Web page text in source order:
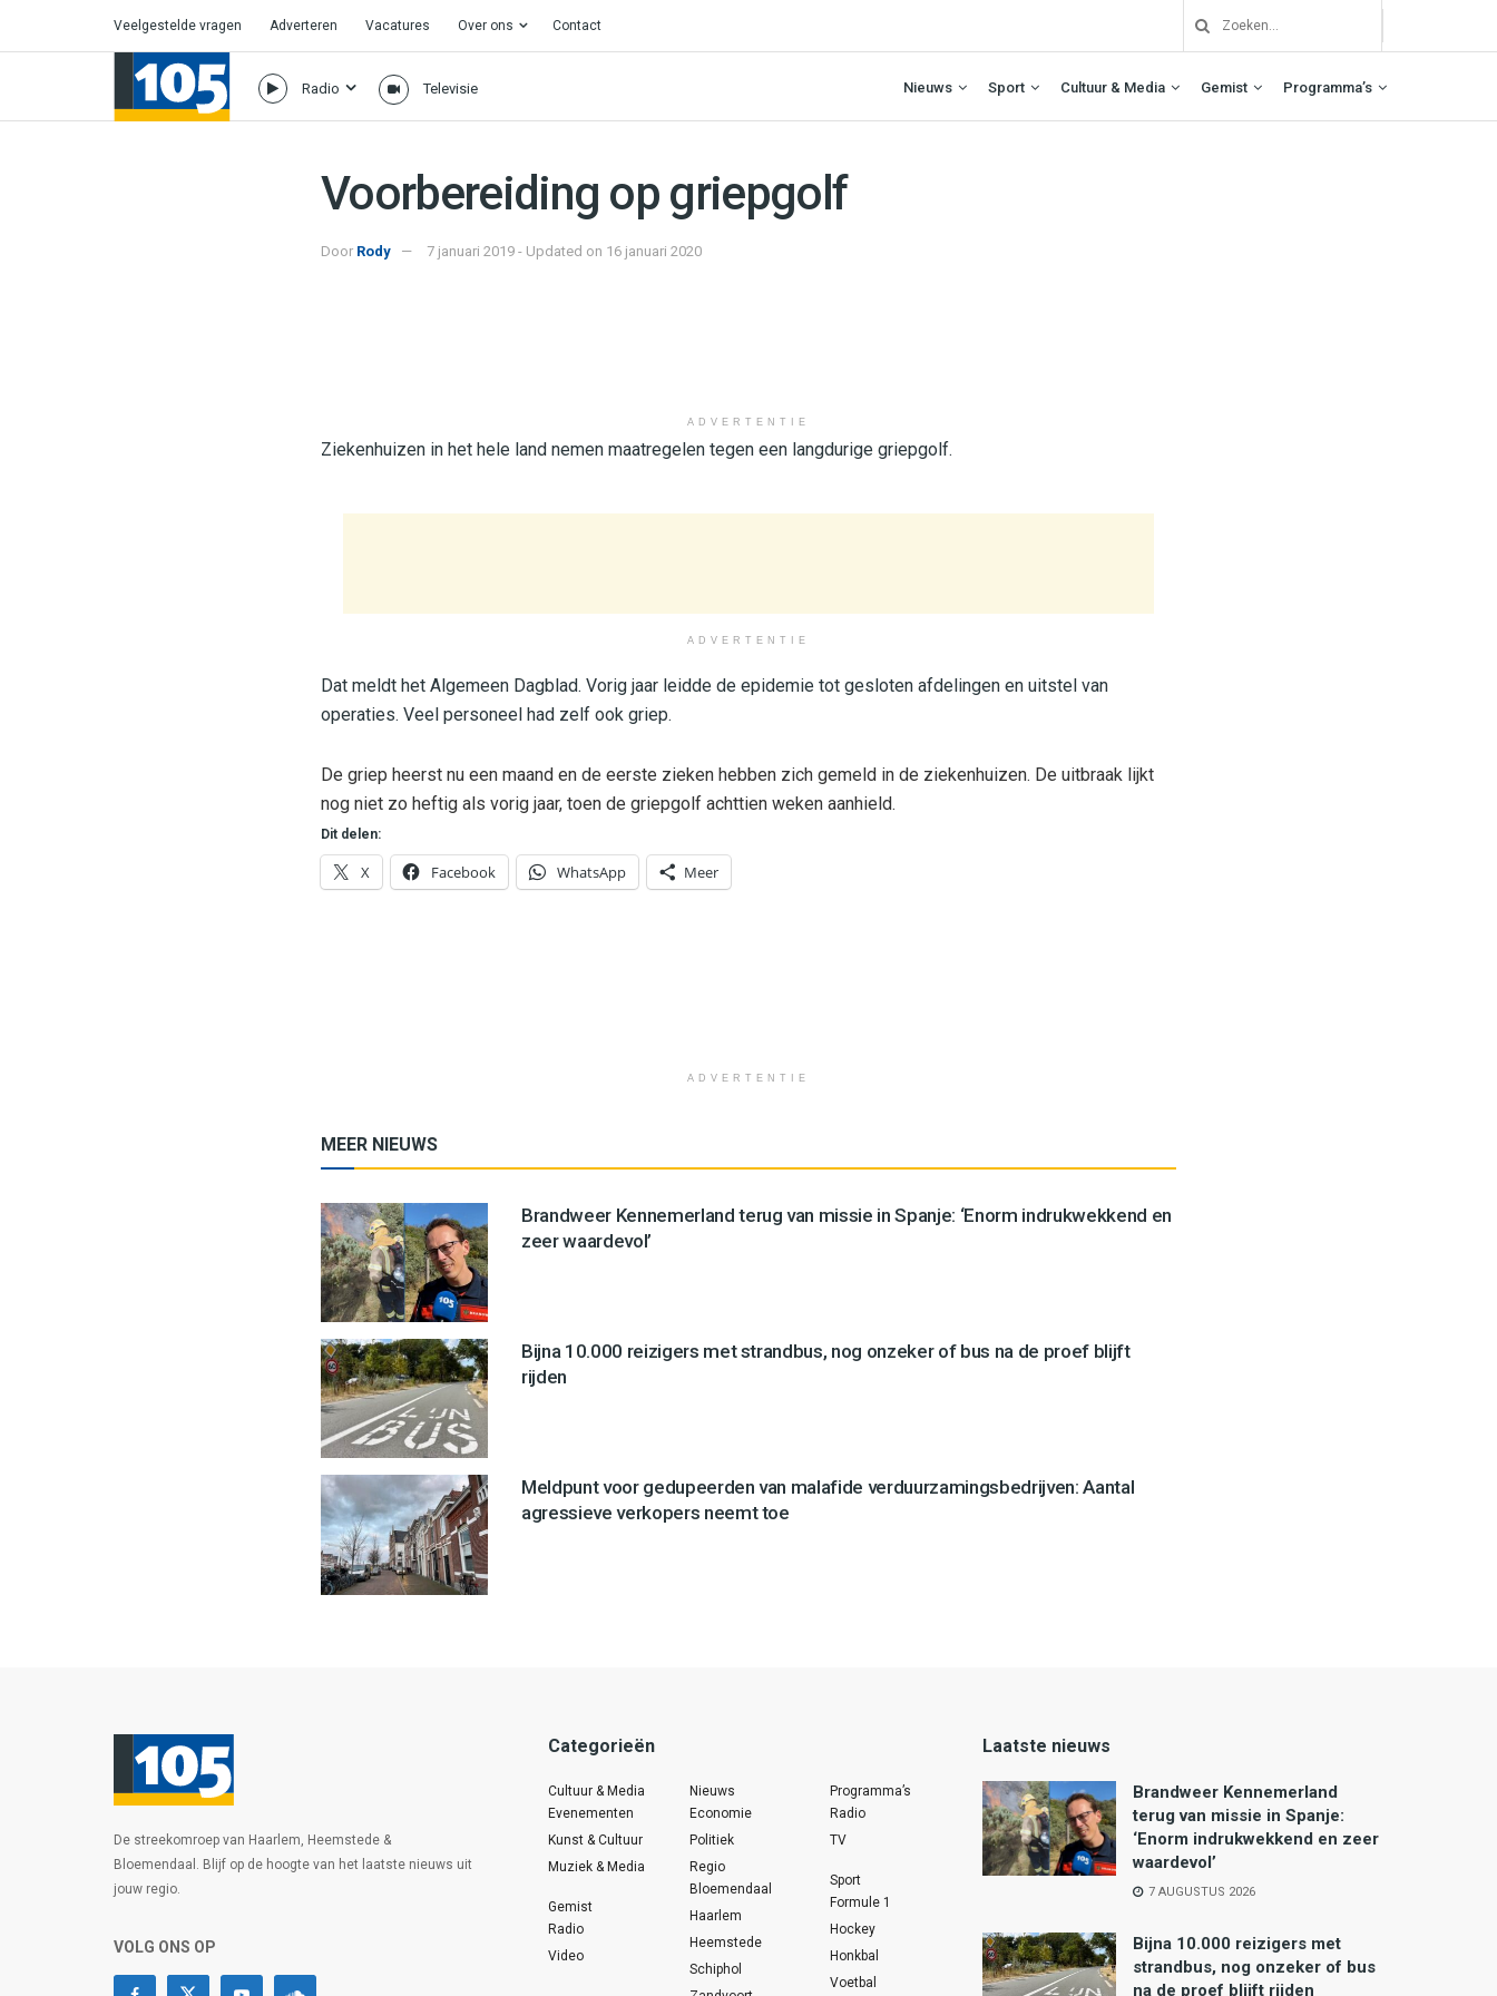
Veelgestelde vragen Adverteren Vacatures Over ons Contact
Radio Televisie Nieuws Sport Cultuur & Media Gemist Programma’s
Voorbereiding op griepgolf
Door Rody 7 januari 2019 - Updated on 16 januari 2020
ADVERTENTIE
Ziekenhuizen in het hele land nemen maatregelen tegen een langdurige griepgolf.
ADVERTENTIE
Dat meldt het Algemeen Dagblad. Vorig jaar leidde de epidemie tot gesloten afdelingen en uitstel van
operaties. Veel personeel had zelf ook griep.
De griep heerst nu een maand en de eerste zieken hebben zich gemeld in de ziekenhuizen. De uitbraak lijkt
nog niet zo heftig als vorig jaar, toen de griepgolf achttien weken aanhield.
Dit delen:
X Facebook WhatsApp Meer
ADVERTENTIE
MEER NIEUWS
Brandweer Kennemerland terug van missie in Spanje: ‘Enorm indrukwekkend en
zeer waardevol’
Bijna 10.000 reizigers met strandbus, nog onzeker of bus na de proef blijft
rijden
Meldpunt voor gedupeerden van malafide verduurzamingsbedrijven: Aantal
agressieve verkopers neemt toe
De streekomroep van Haarlem, Heemstede &
Bloemendaal. Blijf op de hoogte van het laatste nieuws uit
jouw regio.
VOLG ONS OP
Categorieën
Cultuur & Media
Evenementen
Kunst & Cultuur
Muziek & Media
Gemist
Radio
Video
Nieuws
Economie
Politiek
Regio
Bloemendaal
Haarlem
Heemstede
Schiphol
Programma’s
Radio
TV
Sport
Formule 1
Hockey
Honkbal
Voetbal
Laatste nieuws
Brandweer Kennemerland
terug van missie in Spanje:
‘Enorm indrukwekkend en zeer
waardevol’
7 AUGUSTUS 2026
Bijna 10.000 reizigers met
strandbus, nog onzeker of bus
na de proef blijft rijden